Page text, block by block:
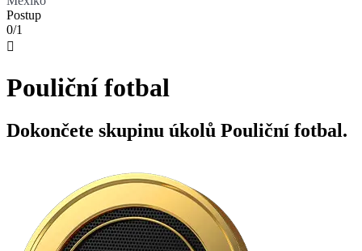
Postup
0/1

Pouliční fotbal
Dokončete skupinu úkolů Pouliční fotbal.